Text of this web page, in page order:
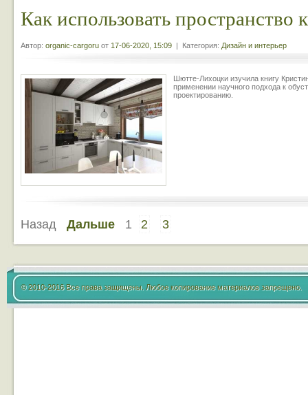
Как использовать пространство
Автор: organic-cargoru от 17-06-2020, 15:09 | Категория: Дизайн и интерьер
Шютте-Лихоцки изучила книгу
применении научного подхода к
проектированию.
Назад Дальше 1 2 3
© 2010-2016 Все права защищены. Любое копирование материалов запрещено.